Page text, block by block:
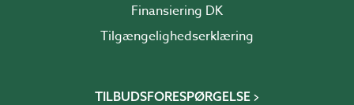
Finansiering DK
Tilgængelighedserklæring
TILBUDSFORESPØRGELSE